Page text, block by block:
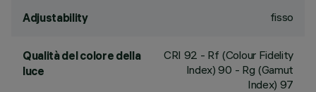
Adjustability fisso
Qualità del colore della
luce
CRI 92 - Rf (Colour Fidelity
Index) 90 - Rg (Gamut
Index) 97